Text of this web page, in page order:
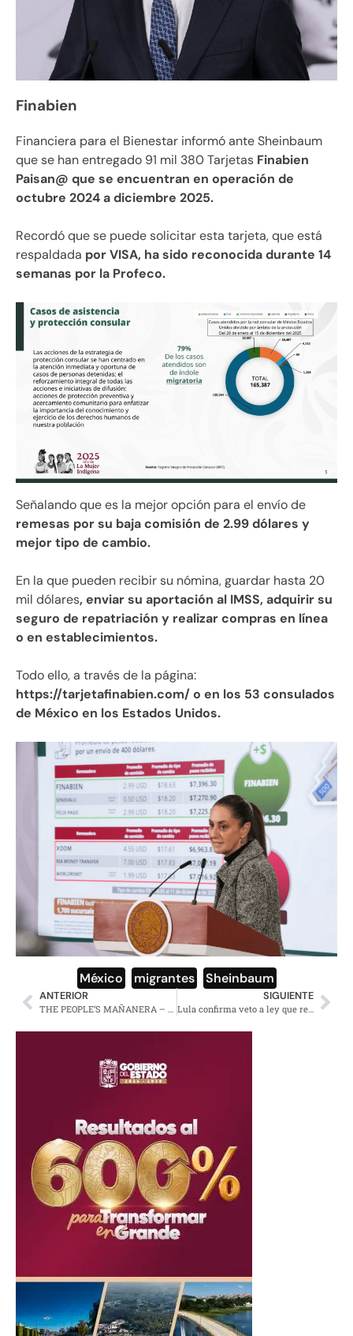
Finabien
Financiera para el Bienestar informó ante Sheinbaum
que se han entregado 91 mil 380 Tarjetas Finabien
Paisan@ que se encuentran en operación de
octubre 2024 a diciembre 2025.
Recordó que se puede solicitar esta tarjeta, que está
respaldada por VISA, ha sido reconocida durante 14
semanas por la Profeco.
Señalando que es la mejor opción para el envío de
remesas por su baja comisión de 2.99 dólares y
mejor tipo de cambio.
En la que pueden recibir su nómina, guardar hasta 20
mil dólares, enviar su aportación al IMSS, adquirir su
seguro de repatriación y realizar compras en línea
o en establecimientos.
Todo ello, a través de la página:
https://tarjetafinabien.com/ o en los 53 consulados
de México en los Estados Unidos.
México migrantes Sheinbaum
ANTERIOR
THE PEOPLE’S MAÑANERA – MORNING PRESIDENTIAL PRESS CONFERENCE – THURSDAY, DECEMBER 18, 2025
SIGUIENTE
Lula confirma veto a ley que rebaja penas de prisión a golpistas